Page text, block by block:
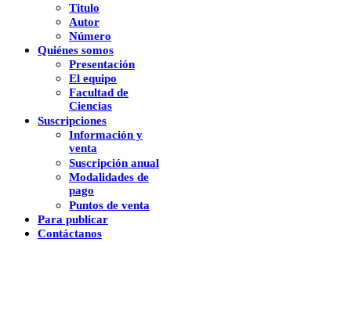
Titulo
Autor
Número
Quiénes somos
Presentación
El equipo
Facultad de
Ciencias
Suscripciones
Información y
venta
Suscripción anual
Modalidades de
pago
Puntos de venta
Para publicar
Contáctanos